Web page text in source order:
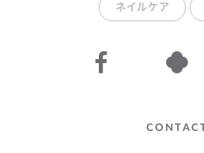
ネイルケア
CONTACT